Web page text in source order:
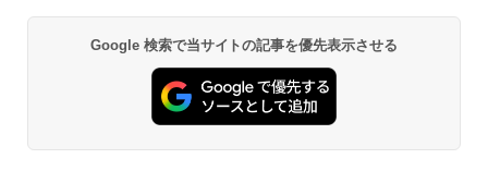
Google 検索で当サイトの記事を優先表示させる